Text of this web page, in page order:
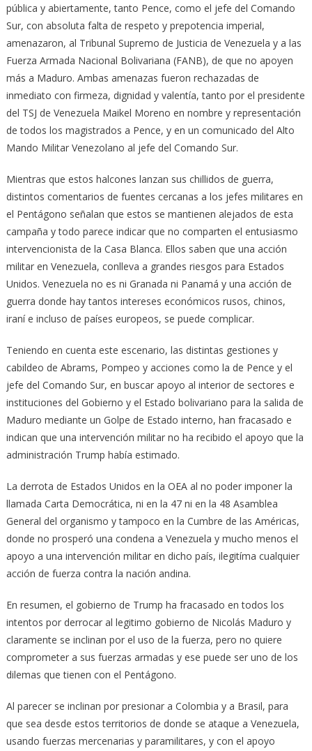
pública y abiertamente, tanto Pence, como el jefe del Comando
Sur, con absoluta falta de respeto y prepotencia imperial,
amenazaron, al Tribunal Supremo de Justicia de Venezuela y a las
Fuerza Armada Nacional Bolivariana (FANB), de que no apoyen
más a Maduro. Ambas amenazas fueron rechazadas de
inmediato con firmeza, dignidad y valentía, tanto por el presidente
del TSJ de Venezuela Maikel Moreno en nombre y representación
de todos los magistrados a Pence, y en un comunicado del Alto
Mando Militar Venezolano al jefe del Comando Sur.
Mientras que estos halcones lanzan sus chillidos de guerra,
distintos comentarios de fuentes cercanas a los jefes militares en
el Pentágono señalan que estos se mantienen alejados de esta
campaña y todo parece indicar que no comparten el entusiasmo
intervencionista de la Casa Blanca. Ellos saben que una acción
militar en Venezuela, conlleva a grandes riesgos para Estados
Unidos. Venezuela no es ni Granada ni Panamá y una acción de
guerra donde hay tantos intereses económicos rusos, chinos,
iraní e incluso de países europeos, se puede complicar.
Teniendo en cuenta este escenario, las distintas gestiones y
cabildeo de Abrams, Pompeo y acciones como la de Pence y el
jefe del Comando Sur, en buscar apoyo al interior de sectores e
instituciones del Gobierno y el Estado bolivariano para la salida de
Maduro mediante un Golpe de Estado interno, han fracasado e
indican que una intervención militar no ha recibido el apoyo que la
administración Trump había estimado.
La derrota de Estados Unidos en la OEA al no poder imponer la
llamada Carta Democrática, ni en la 47 ni en la 48 Asamblea
General del organismo y tampoco en la Cumbre de las Américas,
donde no prosperó una condena a Venezuela y mucho menos el
apoyo a una intervención militar en dicho país, ilegitíma cualquier
acción de fuerza contra la nación andina.
En resumen, el gobierno de Trump ha fracasado en todos los
intentos por derrocar al legitimo gobierno de Nicolás Maduro y
claramente se inclinan por el uso de la fuerza, pero no quiere
comprometer a sus fuerzas armadas y ese puede ser uno de los
dilemas que tienen con el Pentágono.
Al parecer se inclinan por presionar a Colombia y a Brasil, para
que sea desde estos territorios de donde se ataque a Venezuela,
usando fuerzas mercenarias y paramilitares, y con el apoyo